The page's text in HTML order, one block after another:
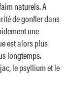
naturels. A
de gonfler dans
une
est alors plus
longtemps.
le psyllium et le